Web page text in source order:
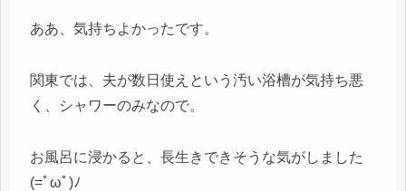
ああ、気持ちよかったです。
関東では、夫が数日使えという汚い浴槽が気持ち悪
く、シャワーのみなので。
お風呂に浸かると、長生きできそうな気がしました
(=ﾟωﾟ)ﾉ